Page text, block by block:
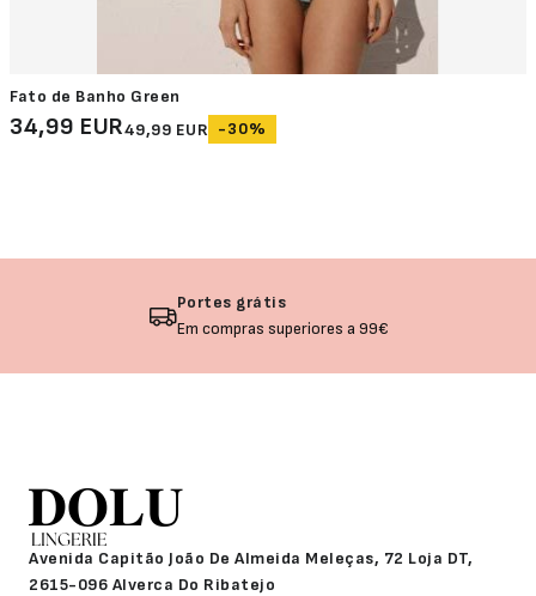
Fato de Banho Green
34,99 EUR49,99 EUR -30%
Avenida Capitão João De Almeida Meleças, 72 Loja DT,
2615-096 Alverca Do Ribatejo